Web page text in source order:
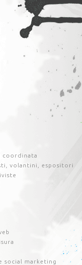
coordinata
volantini, espositori
social marketing